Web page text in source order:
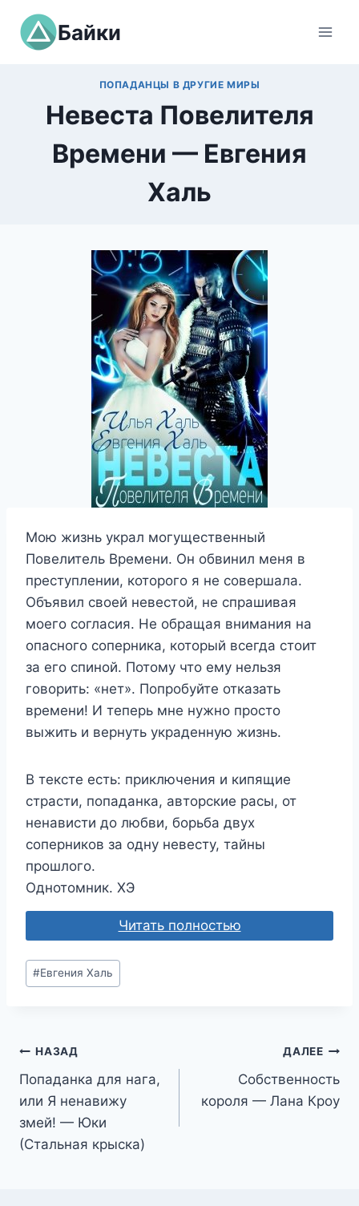
Перейти
содержимому
Байки
ПОПАДАНЦЫ В ДРУГИЕ МИРЫ
Невеста Повелителя
Времени — Евгения
Халь
Мою жизнь украл могущественный
Повелитель Времени. Он обвинил меня в
преступлении, которого я не совершала.
Объявил своей невестой, не спрашивая
моего согласия. Не обращая внимания на
опасного соперника, который всегда стоит
за его спиной. Потому что ему нельзя
говорить: «нет». Попробуйте отказать
времени! И теперь мне нужно просто
выжить и вернуть украденную жизнь.
В тексте есть: приключения и кипящие
страсти, попаданка, авторские расы, от
ненависти до любви, борьба двух
соперников за одну невесту, тайны
прошлого.
Однотомник. ХЭ
Читать полностью
Метки
записи:
#Евгения Халь
Навигация
по
записям
НАЗАД
Попаданка для нага,
или Я ненавижу
змей! — Юки
(Стальная крыска)
ДАЛЕЕ
Собственность
короля — Лана Кроу